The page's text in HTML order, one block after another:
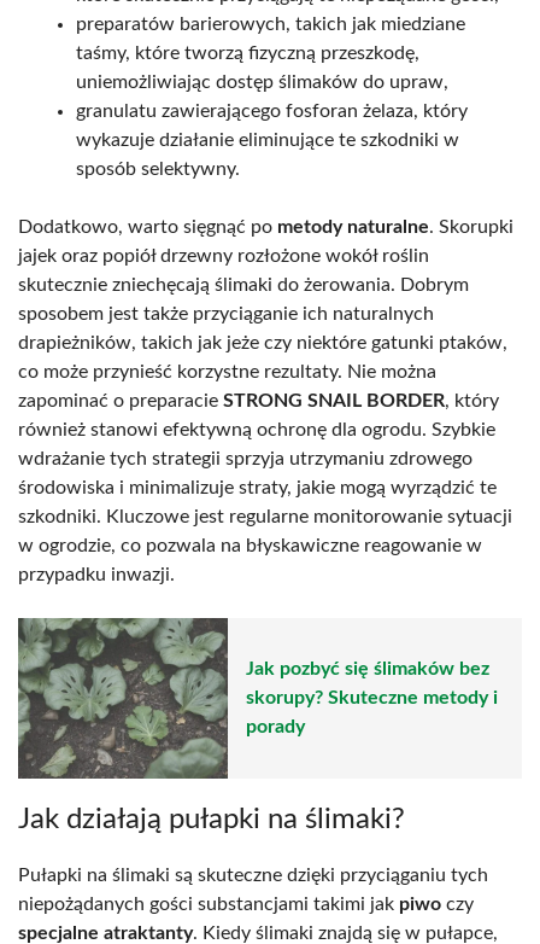
preparatów barierowych, takich jak miedziane
taśmy, które tworzą fizyczną przeszkodę,
uniemożliwiając dostęp ślimaków do upraw,
granulatu zawierającego fosforan żelaza, który
wykazuje działanie eliminujące te szkodniki w
sposób selektywny.
Dodatkowo, warto sięgnąć po metody naturalne. Skorupki
jajek oraz popiół drzewny rozłożone wokół roślin
skutecznie zniechęcają ślimaki do żerowania. Dobrym
sposobem jest także przyciąganie ich naturalnych
drapieżników, takich jak jeże czy niektóre gatunki ptaków,
co może przynieść korzystne rezultaty. Nie można
zapominać o preparacie STRONG SNAIL BORDER, który
również stanowi efektywną ochronę dla ogrodu. Szybkie
wdrażanie tych strategii sprzyja utrzymaniu zdrowego
środowiska i minimalizuje straty, jakie mogą wyrządzić te
szkodniki. Kluczowe jest regularne monitorowanie sytuacji
w ogrodzie, co pozwala na błyskawiczne reagowanie w
przypadku inwazji.
Jak pozbyć się ślimaków bez
skorupy? Skuteczne metody i
porady
Jak działają pułapki na ślimaki?
Pułapki na ślimaki są skuteczne dzięki przyciąganiu tych
niepożądanych gości substancjami takimi jak piwo czy
specjalne atraktanty. Kiedy ślimaki znajdą się w pułapce,